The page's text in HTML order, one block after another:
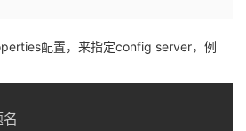
配置，来指定config server，例